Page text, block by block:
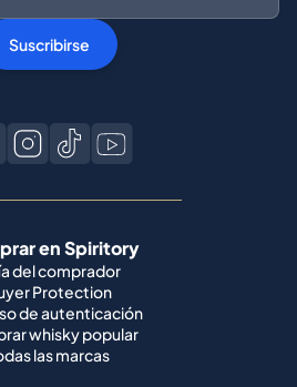
Suscribirse
en Spiritory
del comprador
Protection
de autenticación
whisky popular
las marcas